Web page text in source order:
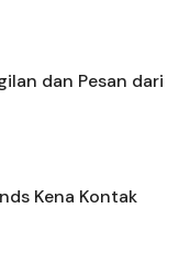
dan Pesan dari
Kena Kontak